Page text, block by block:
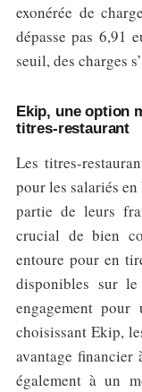
exonérée de
dépasse pas 6,91
seuil, des charges
Ekip, une option
titres-restaurant
Les titres-
pour les salariés
partie de leurs
crucial de bien
entoure pour en
disponibles sur
engagement pour
choisissant Ekip,
avantage
également à un